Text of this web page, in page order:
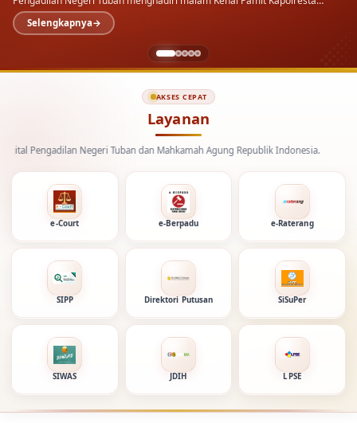
Tuban di Pendopo Kab.…
Selengkapnya
AKSES CEPAT
Layanan
Negeri Tuban dan Mahkamah Agung Republik Indonesia.
e-Court e-Berpadu e-Raterang
SIPP Direktori Putusan SiSuPer
SIWAS JDIH LPSE